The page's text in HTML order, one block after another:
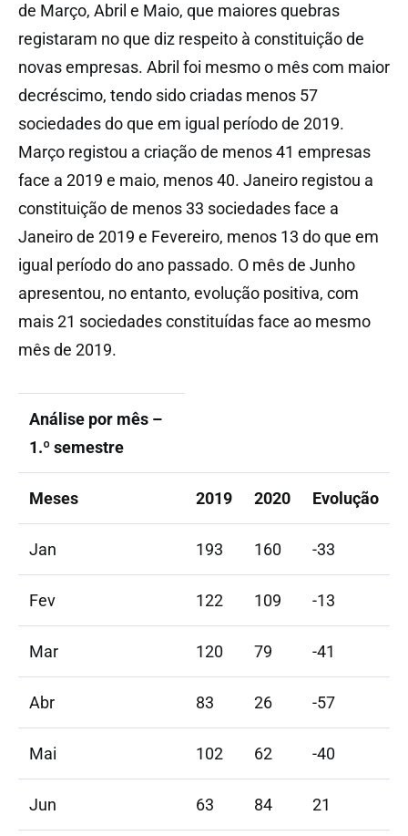
de Março, Abril e Maio, que maiores quebras
registaram no que diz respeito à constituição de
novas empresas. Abril foi mesmo o mês com maior
decréscimo, tendo sido criadas menos 57
sociedades do que em igual período de 2019.
Março registou a criação de menos 41 empresas
face a 2019 e maio, menos 40. Janeiro registou a
constituição de menos 33 sociedades face a
Janeiro de 2019 e Fevereiro, menos 13 do que em
igual período do ano passado. O mês de Junho
apresentou, no entanto, evolução positiva, com
mais 21 sociedades constituídas face ao mesmo
mês de 2019.
Análise por mês –
1.º semestre
Meses 2019 2020 Evolução
Jan 193 160 -33
Fev 122 109 -13
Mar 120 79 -41
Abr 83 26 -57
Mai 102 62 -40
Jun 63 84 21